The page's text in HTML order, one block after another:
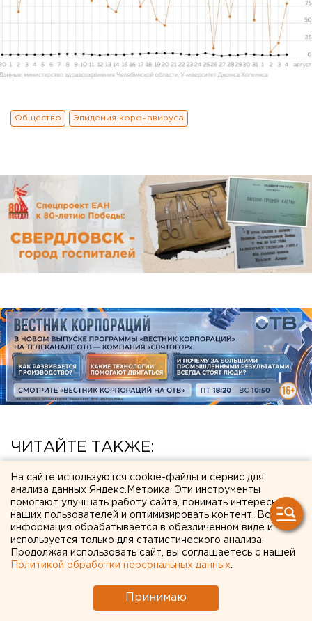
Общество Эпидемия коронавируса
ЧИТАЙТЕ ТАКЖЕ:
Федеральные компании не могут найти в
Екатеринбурге земли под апартаменты
Исторический центр Оренбурга застроят по
КРТ, а история с небоскребами — на паузе
Приложение УБРиР возобновило работу
выходе из берегов реки Миасс
На сайте используются cookie-файлы и сервис для
анализа данных Яндекс.Метрика. Эти инструменты
помогают улучшать работу сайта, понимать интересы
наших пользователей и оптимизировать контент. Вся
информация обрабатывается в обезличенном виде и
используется только для статистического анализа.
Продолжая использовать сайт, вы соглашаетесь с нашей
Политикой обработки персональных данных
Принимаю